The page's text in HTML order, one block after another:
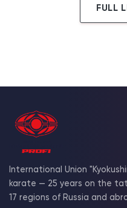
FULL
International Union
karate — 25 years on the
17 regions of Russia and